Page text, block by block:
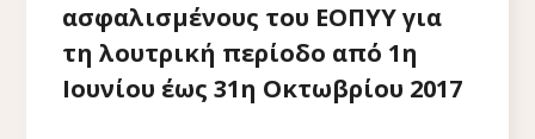
ασφαλισμένους του ΕΟΠΥΥ για
τη λουτρική περίοδο από 1η
Ιουνίου έως 31η Οκτωβρίου 2017